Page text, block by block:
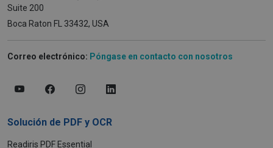
Suite 200
Boca Raton FL 33432, USA
Correo electrónico: Póngase en contacto con nosotros
Solución de PDF y OCR
Readiris PDF Essential